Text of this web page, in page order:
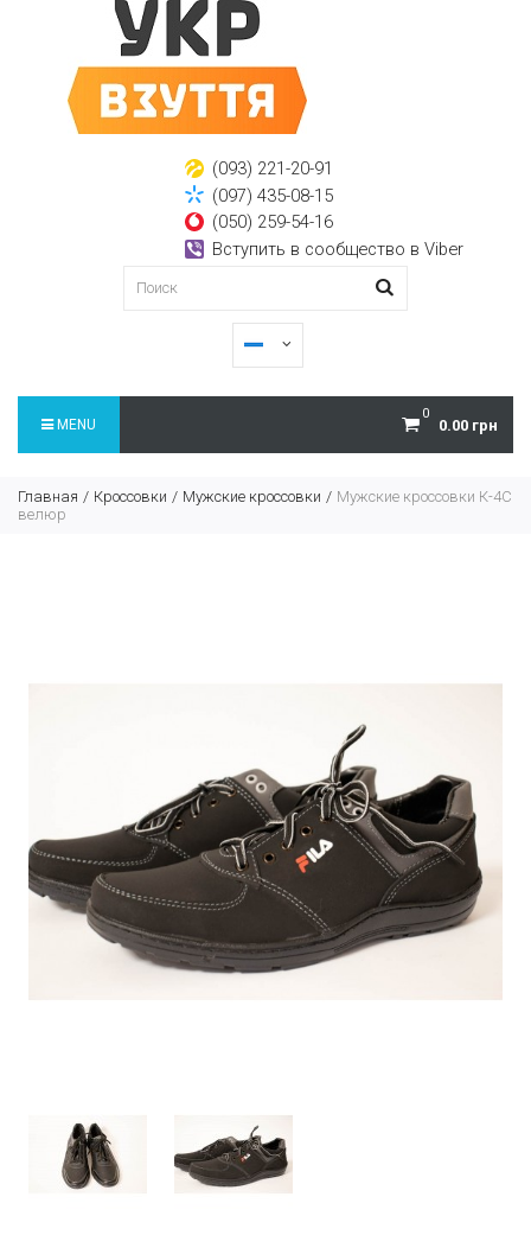
(093) 221-20-91
(097) 435-08-15
(050) 259-54-16
Вступить в сообщество в Viber
0
0.00 грн
MENU
Главная Кроссовки Мужские кроссовки
Мужские кроссовки К-4С
велюр